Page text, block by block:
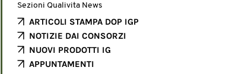
Sezioni Qualivita News
ARTICOLI STAMPA DOP IGP
NOTIZIE DAI CONSORZI
NUOVI PRODOTTI IG
APPUNTAMENTI